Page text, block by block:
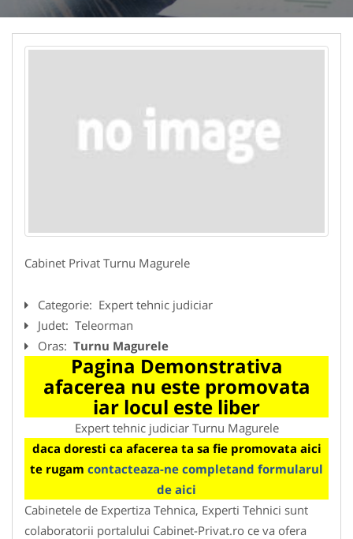
Cabinet Privat Turnu Magurele
Categorie: Expert tehnic judiciar
Judet: Teleorman
Oras: Turnu Magurele
Pagina Demonstrativa
afacerea nu este promovata
iar locul este liber
Expert tehnic judiciar Turnu Magurele
daca doresti ca afacerea ta sa fie promovata aici
te rugam contacteaza-ne completand formularul
de aici
Cabinetele de Expertiza Tehnica, Experti Tehnici sunt
colaboratorii portalului Cabinet-Privat.ro ce va ofera